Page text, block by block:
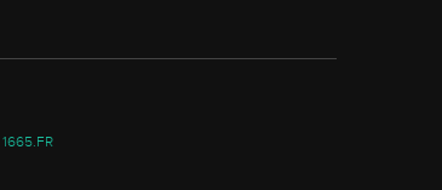
1665.FR